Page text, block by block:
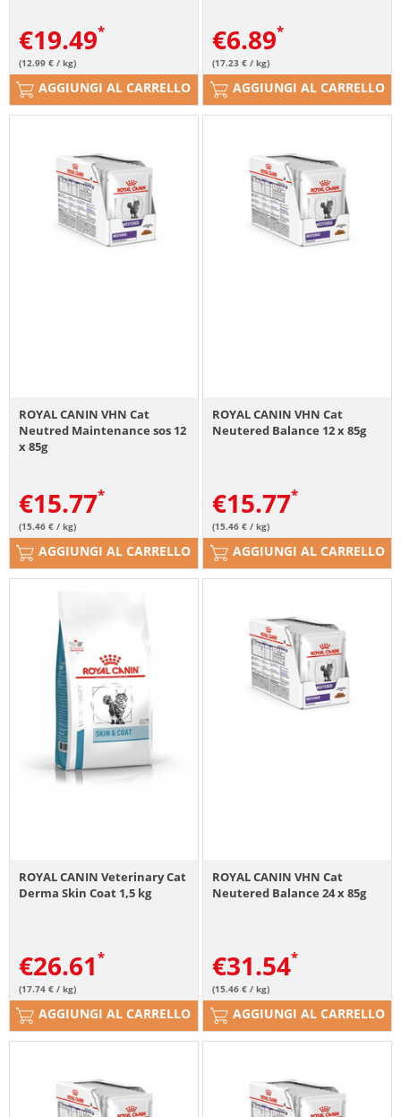
€19.49
(12.99 € / kg)
AGGIUNGI AL CARRELLO
€6.89
(17.23 € / kg)
AGGIUNGI AL CARRELLO
ROYAL CANIN VHN Cat
Neutred Maintenance sos 12
x 85g
€15.77
(15.46 € / kg)
AGGIUNGI AL CARRELLO
ROYAL CANIN VHN Cat
Neutered Balance 12 x 85g
€15.77
(15.46 € / kg)
AGGIUNGI AL CARRELLO
ROYAL CANIN Veterinary Cat
Derma Skin Coat 1,5 kg
€26.61
(17.74 € / kg)
AGGIUNGI AL CARRELLO
ROYAL CANIN VHN Cat
Neutered Balance 24 x 85g
€31.54
(15.46 € / kg)
AGGIUNGI AL CARRELLO